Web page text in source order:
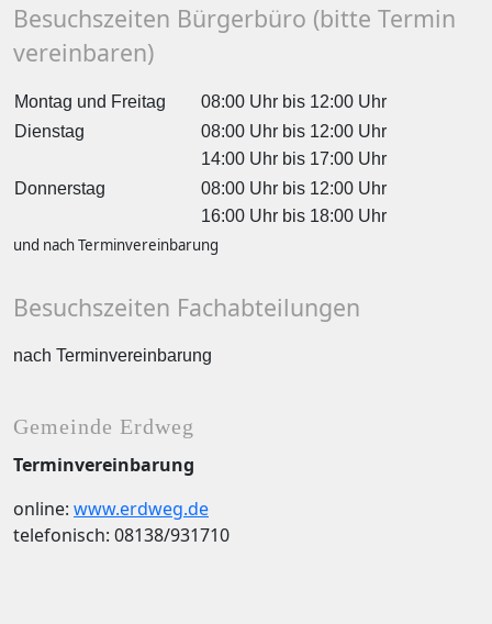
Besuchszeiten Bürgerbüro (bitte Termin
vereinbaren)
Montag und Freitag
08:00 Uhr bis 12:00 Uhr
Dienstag
08:00 Uhr bis 12:00 Uhr
14:00 Uhr bis 17:00 Uhr
Donnerstag
08:00 Uhr bis 12:00 Uhr
16:00 Uhr bis 18:00 Uhr
und nach Terminvereinbarung
Besuchszeiten Fachabteilungen
nach Terminvereinbarung
Gemeinde Erdweg
Terminvereinbarung
online: www.erdweg.de
telefonisch: 08138/931710